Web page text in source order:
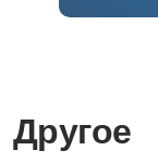
Другое